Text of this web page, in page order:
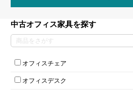
中古オフィス家具を探す
オフィスチェア
肘無しチェア
オフィスデスク